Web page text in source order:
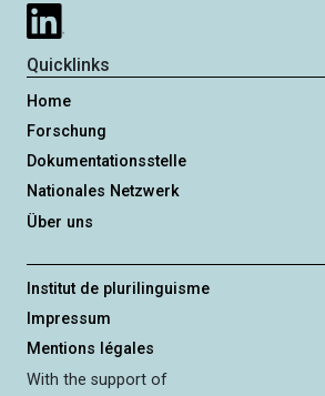
Quicklinks
Home
Forschung
Dokumentationsstelle
Nationales Netzwerk
Über uns
Institut de plurilinguisme
Impressum
Mentions légales
With the support of